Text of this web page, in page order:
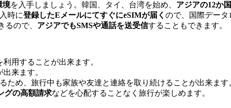
境を入手しましょう。韓国、タイ、台湾を始め、 アジアの12か
時に登録したEメールにてすぐにeSIMが届く ので、国際デー
ので、 アジアでもSMSや通話を送受信することもできます。
利用することが出来ます。
来ます。
ため、旅行中も家族や友達と連絡を取り続けることが出来ます
グの高額請求などを心配することなく旅行が楽しめます。